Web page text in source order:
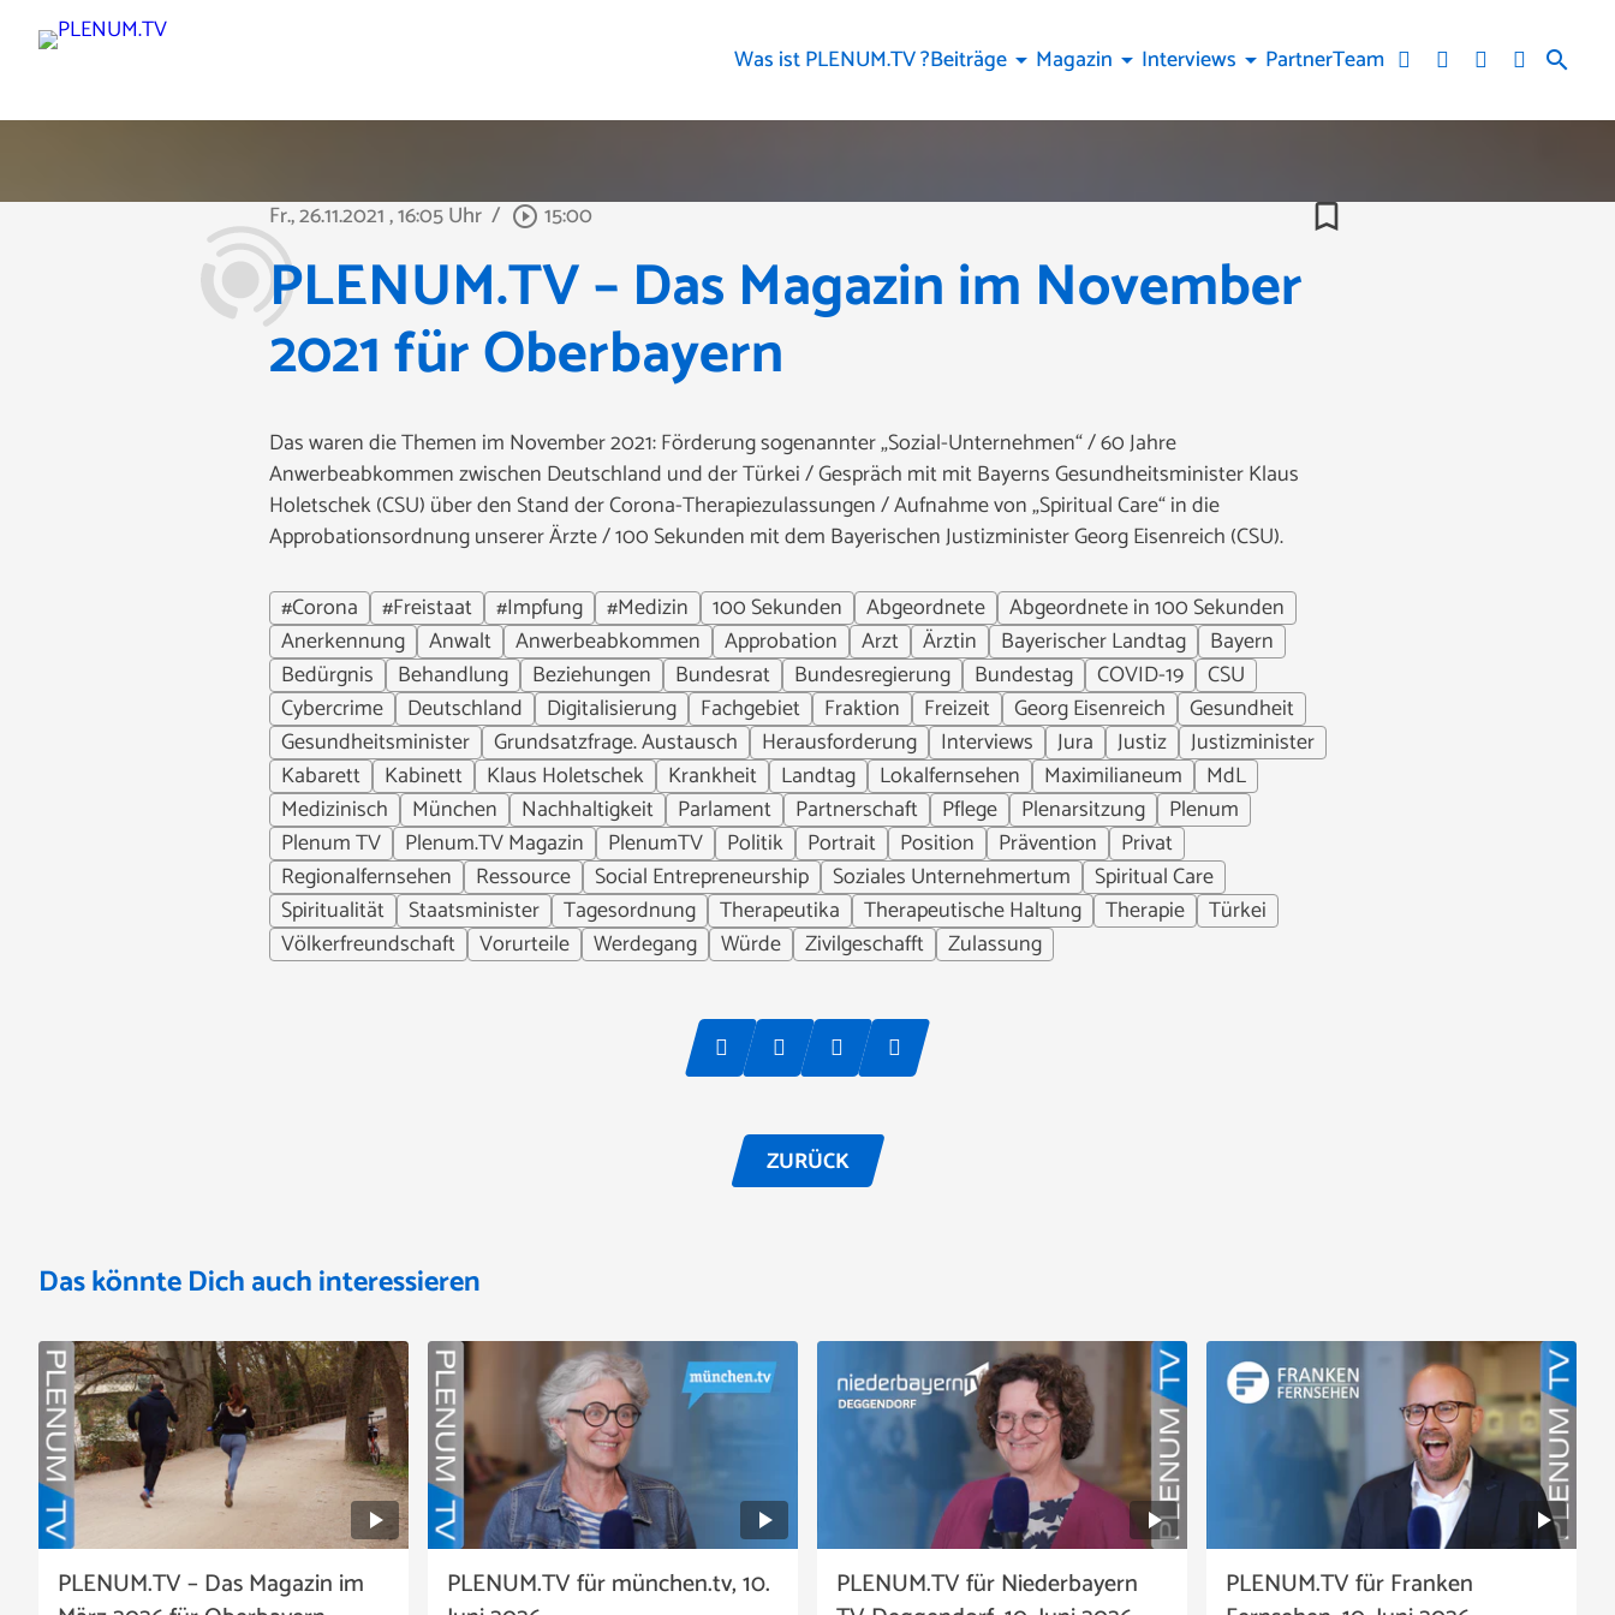
search
Was ist PLENUM.TV ?Beiträge arrow_drop_down Magazin arrow_drop_down Interviews arrow_drop_down PartnerTeam
Fr., 26.11.2021, 16:05 Uhr / play_circle_outline 15:00 bookmark_border
PLENUM.TV – Das Magazin im November
2021 für Oberbayern
Das waren die Themen im November 2021: Förderung sogenannter „Sozial-Unternehmen“ / 60 Jahre
Anwerbeabkommen zwischen Deutschland und der Türkei / Gespräch mit mit Bayerns Gesundheitsminister Klaus
Holetschek (CSU) über den Stand der Corona-Therapiezulassungen / Aufnahme von „Spiritual Care“ in die
Approbationsordnung unserer Ärzte / 100 Sekunden mit dem Bayerischen Justizminister Georg Eisenreich (CSU).
#Corona
#Freistaat #Impfung #Medizin 100 Sekunden Abgeordnete
Abgeordnete in 100 Sekunden
Anerkennung
Anwalt Anwerbeabkommen Approbation Arzt Ärztin Bayerischer Landtag
Bayern
Bedürgnis
Behandlung Beziehungen Bundesrat Bundesregierung Bundestag COVID-19
CSU
Cybercrime
Deutschland Digitalisierung Fachgebiet Fraktion Freizeit Georg Eisenreich
Gesundheit
Gesundheitsminister
Grundsatzfrage. Austausch Herausforderung Interviews Jura Justiz
Justizminister
Kabarett
Kabinett Klaus Holetschek Krankheit Landtag Lokalfernsehen Maximilianeum
MdL
Medizinisch
München Nachhaltigkeit Parlament Partnerschaft Pflege Plenarsitzung
Plenum
Plenum TV
Plenum.TV Magazin PlenumTV Politik Portrait Position Prävention
Privat
Regionalfernsehen
Ressource Social Entrepreneurship Soziales Unternehmertum
Spiritual Care
Spiritualität
Staatsminister Tagesordnung Therapeutika Therapeutische Haltung Therapie
Türkei
Völkerfreundschaft
Vorurteile Werdegang Würde Zivilgeschafft Zulassung
ZURÜCK
Das könnte Dich auch interessieren
PLENUM.TV – Das Magazin im
PLENUM.TV für münchen.tv, 10.
PLENUM.TV für Niederbayern
PLENUM.TV für Franken